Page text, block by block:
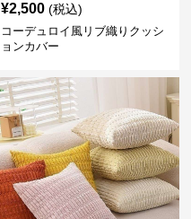
¥2,500 (税込)
コーデュロイ風リブ織りクッシ
ョンカバー